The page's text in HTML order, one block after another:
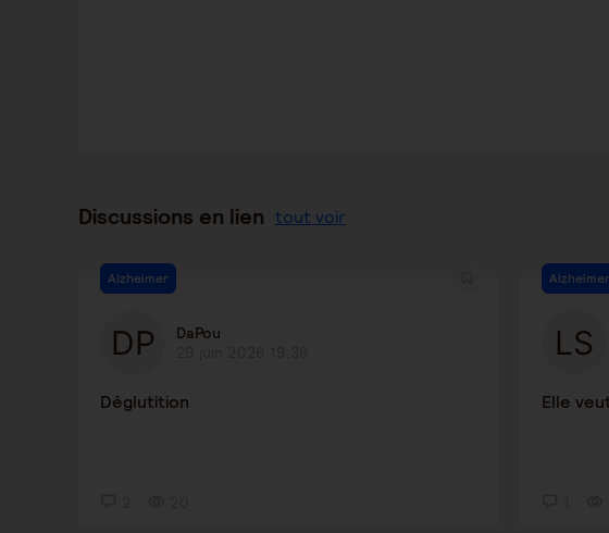
Discussions en lien tout voir
Alzheimer
DaPou
Déglutition
Alzheimer
Elle